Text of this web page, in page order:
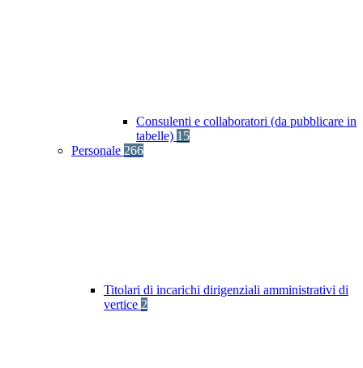
Consulenti e collaboratori (da pubblicare in
tabelle) 15
Personale 266
Titolari di incarichi dirigenziali amministrativi di
vertice 2